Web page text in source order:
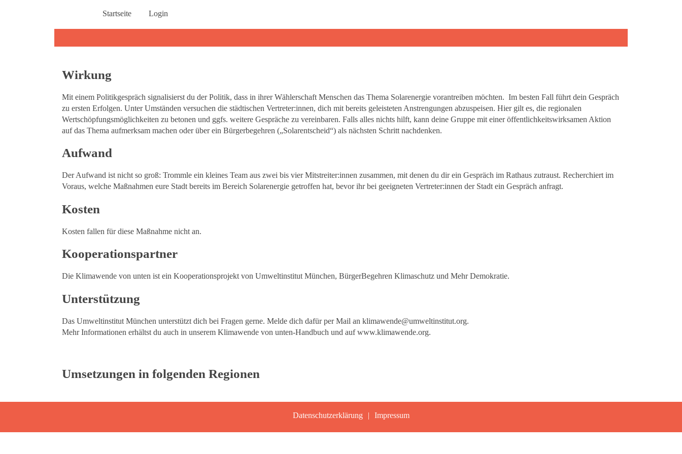
Startseite Login
Wirkung
Mit einem Politikgespräch signalisierst du der Politik, dass in ihrer Wählerschaft Menschen das Thema Solarenergie vorantreiben möchten. Im besten Fall führt dein Gespräch
zu ersten Erfolgen. Unter Umständen versuchen die städtischen Vertreter:innen, dich mit bereits geleisteten Anstrengungen abzuspeisen. Hier gilt es, die regionalen
Wertschöpfungsmöglichkeiten zu betonen und ggfs. weitere Gespräche zu vereinbaren. Falls alles nichts hilft, kann deine Gruppe mit einer öffentlichkeitswirksamen Aktion
auf das Thema aufmerksam machen oder über ein Bürgerbegehren („Solarentscheid“) als nächsten Schritt nachdenken.
Aufwand
Der Aufwand ist nicht so groß: Trommle ein kleines Team aus zwei bis vier Mitstreiter:innen zusammen, mit denen du dir ein Gespräch im Rathaus zutraust. Recherchiert im
Voraus, welche Maßnahmen eure Stadt bereits im Bereich Solarenergie getroffen hat, bevor ihr bei geeigneten Vertreter:innen der Stadt ein Gespräch anfragt.
Kosten
Kosten fallen für diese Maßnahme nicht an.
Kooperationspartner
Die Klimawende von unten ist ein Kooperationsprojekt von Umweltinstitut München, BürgerBegehren Klimaschutz und Mehr Demokratie.
Unterstützung
Das Umweltinstitut München unterstützt dich bei Fragen gerne. Melde dich dafür per Mail an klimawende@umweltinstitut.org.
Mehr Informationen erhältst du auch in unserem Klimawende von unten-Handbuch und aufwww.klimawende.org.
Umsetzungen in folgenden Regionen
Datenschutzerklärung Impressum